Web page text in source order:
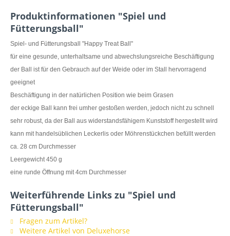
Produktinformationen "Spiel und
Fütterungsball"
Spiel- und Fütterungsball "Happy Treat Ball"
für eine gesunde, unterhaltsame und abwechslungsreiche Beschäftigung
der Ball ist für den Gebrauch auf der Weide oder im Stall hervorragend
geeignet
Beschäftigung in der natürlichen Position wie beim Grasen
der eckige Ball kann frei umher gestoßen werden, jedoch nicht zu schnell
sehr robust, da der Ball aus widerstandsfähigem Kunststoff hergestellt wird
kann mit handelsüblichen Leckerlis oder Möhrenstückchen befüllt werden
ca. 28 cm Durchmesser
Leergewicht 450 g
eine runde Öffnung mit 4cm Durchmesser
Weiterführende Links zu "Spiel und
Fütterungsball"
Fragen zum Artikel?
Weitere Artikel von Deluxehorse